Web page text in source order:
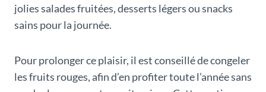
jolies salades fruitées, desserts légers ou snacks
sains pour la journée.
Pour prolonger ce plaisir, il est conseillé de congeler
les fruits rouges, afin d’en profiter toute l’année sans